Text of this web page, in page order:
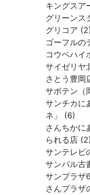
キングスア
グリーンス
グリコア (2)
ゴーフルの
コウベハイ
サイゼリヤ
さとう豊岡
サボテン
サンチカに
ネ」 (6)
さんちかに
られる店 (2)
サンテレビ
サンパル古
サンプラザ
さんプラザ